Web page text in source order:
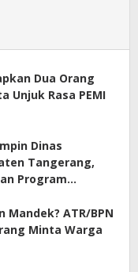
Dua Orang
Unjuk Rasa PEMI
Dinas
Tangerang,
Program
Mandek? ATR/BPN
Minta Warga